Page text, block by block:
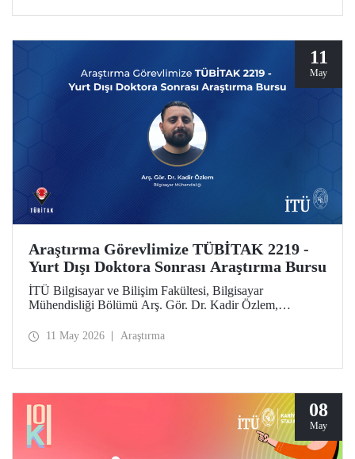
ise 2026–2027 Güz döneminde uygulanacak.
11
May
Araştırma Görevlimize TÜBİTAK 2219 -
Yurt Dışı Doktora Sonrası Araştırma Bursu
İTÜ Bilgisayar ve Bilişim Fakültesi, Bilgisayar
Mühendisliği Bölümü Arş. Gör. Dr. Kadir Özlem,
Burs Programı kapsamında desteklenmeye layık görüldü.
11 May 2026 Araştırma
08
May